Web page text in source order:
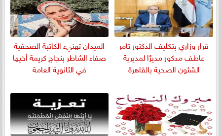
قرار وزاري بتكليف الدكتور تامر
عاطف مدكور مديرًا لمديرية
الشئون الصحية بالقاهرة
الميدان تهنيء الكاتبة الصحفية
صفاء الشاطر بنجاج كريمة أخيها
في الثانوية العامة